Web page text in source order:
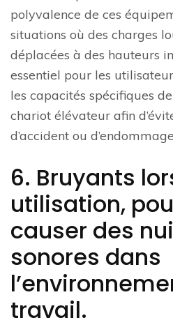
polyvalence de ces
situations où des charges
déplacées à des hauteurs
essentiel pour les
les capacités spécifiques
chariot élévateur afin
d’accident ou
6. Bruyants
utilisation,
causer des
sonores dans
travail.